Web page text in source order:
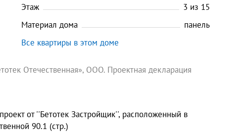
Этаж
3 из 15
Материал дома
панель
Все квартиры в этом доме
Отечественная», ООО. Проектная декларация
от ''Бетотек Застройщик'', расположенный в
90.1 (стр.)